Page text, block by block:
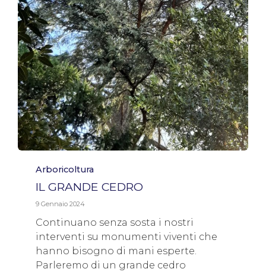
Category
Arboricoltura
IL GRANDE CEDRO
9 Gennaio 2024
Continuano senza sosta i nostri
interventi su monumenti viventi che
hanno bisogno di mani esperte.
Parleremo di un grande cedro